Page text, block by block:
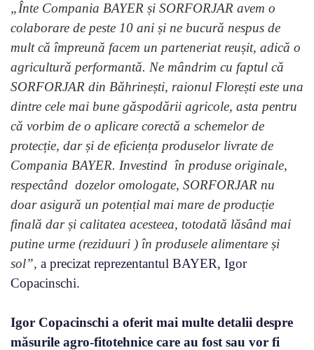
„Înte Compania BAYER și SORFORJAR avem o
colaborare de peste 10 ani și ne bucură nespus de
mult că împreună facem un parteneriat reușit, adică o
agricultură performantă. Ne mândrim cu faptul că
SORFORJAR din Băhrinești, raionul Florești este una
dintre cele mai bune găspodării agricole, asta pentru
că vorbim de o aplicare corectă a schemelor de
protecție, dar și de eficiența produselor livrate de
Compania BAYER. Investind în produse originale,
respectând dozelor omologate, SORFORJAR nu
doar asigură un potențial mai mare de producție
finală dar și calitatea acesteea, totodată lăsând mai
putine urme (reziduuri ) în produsele alimentare și
sol”, a precizat reprezentantul BAYER, Igor
Copacinschi.
Igor Copacinschi a oferit mai multe detalii despre
măsurile agro-fitotehnice care au fost sau vor fi